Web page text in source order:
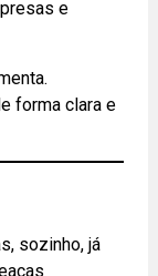
e
forma clara e
sozinho, já